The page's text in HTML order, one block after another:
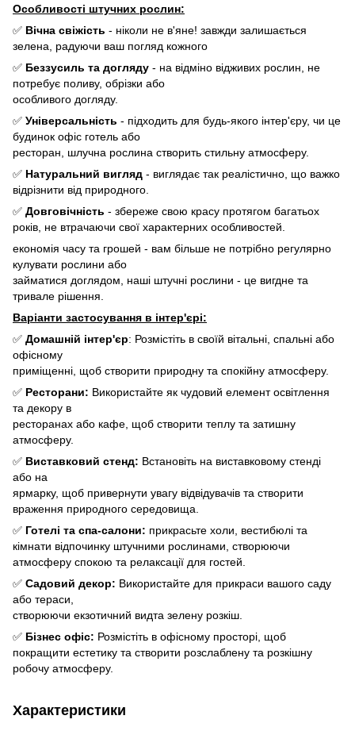
Особливості штучних рослин:
✅ Вічна свіжість - ніколи не в'яне! завжди залишається
зелена, радуючи ваш погляд кожного
✅ Беззусиль та догляду - на відміно відживих рослин, не
потребує поливу, обрізки або
особливого догляду.
✅ Універсальність - підходить для будь-якого інтер'єру, чи це
будинок офіс готель або
ресторан, шлучна рослина створить стильну атмосферу.
✅ Натуральний вигляд - виглядає так реалістично, що важко
відрізнити від природного.
✅ Довговічність - збереже свою красу протягом багатьох
років, не втрачаючи свої характерних особливостей.
економія часу та грошей - вам більше не потрібно регулярно
кулувати рослини або
займатися доглядом, наші штучні рослини - це вигдне та
тривале рішення.
Варіанти застосування в інтер'єрі:
✅ Домашній інтер'єр: Розмістіть в своїй вітальні, спальні або
офісному
приміщенні, щоб створити природну та спокійну атмосферу.
✅ Ресторани: Використайте як чудовий елемент освітлення
та декору в
ресторанах або кафе, щоб створити теплу та затишну
атмосферу.
✅ Виставковий стенд: Встановіть на виставковому стенді
або на
ярмарку, щоб привернути увагу відвідувачів та створити
враження природного середовища.
✅ Готелі та спа-салони: прикрасьте холи, вестибюлі та
кімнати відпочинку штучними рослинами, створюючи
атмосферу спокою та релаксації для гостей.
✅ Садовий декор: Використайте для прикраси вашого саду
або тераси,
створюючи екзотичний видта зелену розкіш.
✅ Бізнес офіс: Розмістіть в офісному просторі, щоб
покращити естетику та створити розслаблену та розкішну
робочу атмосферу.
Характеристики